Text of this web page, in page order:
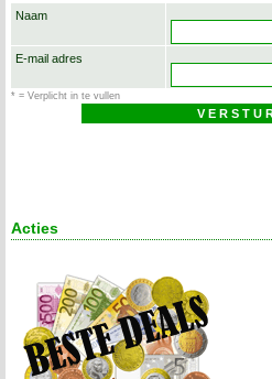
Naam
E-mail adres
* = Verplicht in te vullen
Acties